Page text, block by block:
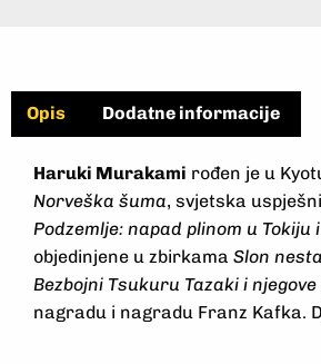
Opis Dodatne informacije
Haruki Murakami rođen je u
Norveška šuma, svjetska
Podzemlje: napad plinom u Tokiju
objedinjene u zbirkama Slon
Bezbojni Tsukuru Tazaki i
nagradu i nagradu Franz Kafka.